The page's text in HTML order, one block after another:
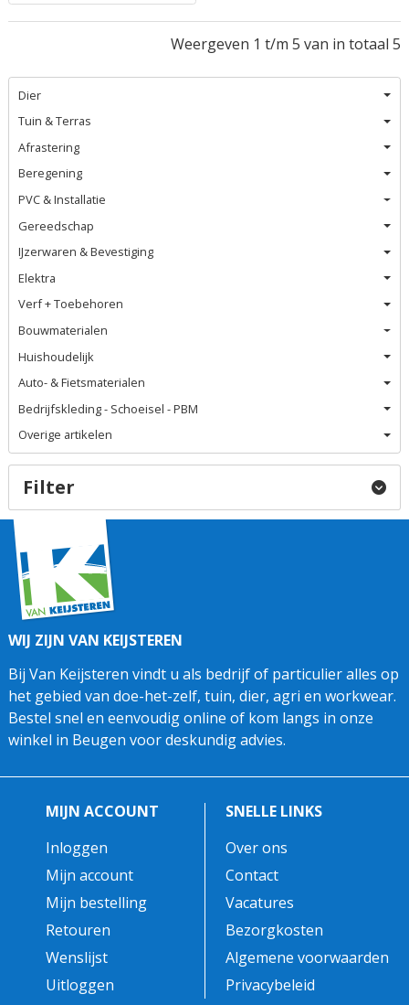
Dier
Tuin & Terras
Afrastering
Beregening
PVC & Installatie
Gereedschap
IJzerwaren & Bevestiging
Elektra
Verf + Toebehoren
Bouwmaterialen
Huishoudelijk
Auto- & Fietsmaterialen
Bedrijfskleding - Schoeisel - PBM
Overige artikelen
Filter
Weergeven 1 t/m 5 van in totaal 5
WIJ ZIJN VAN KEIJSTEREN
Bij Van Keijsteren vindt u als bedrijf of particulier alles op
het gebied van doe-het-zelf, tuin, dier, agri en workwear.
Bestel snel en eenvoudig online of kom langs in onze
winkel in Beugen voor deskundig advies.
MIJN ACCOUNT
Inloggen
Mijn account
Mijn bestelling
Retouren
Wenslijst
Uitloggen
SNELLE LINKS
Over ons
Contact
Vacatures
Bezorgkosten
Algemene voorwaarden
Privacybeleid